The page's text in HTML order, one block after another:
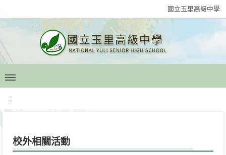
國立玉里高級中學
:::
校外相關活動